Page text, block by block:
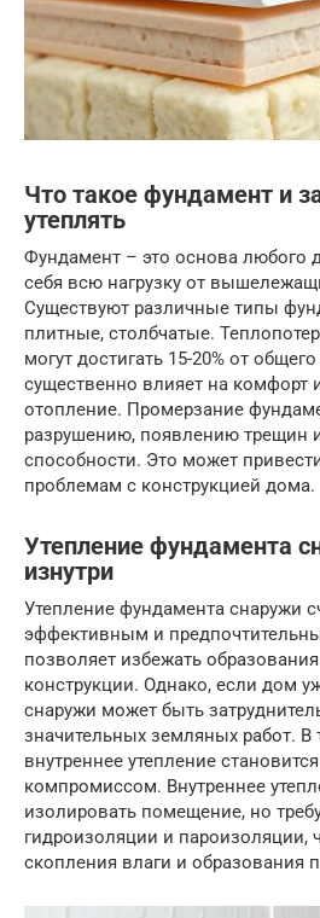
Что такое фундамент и
утеплять
Фундамент – это основа
себя всю нагрузку от
Существуют различные типы
плитные, столбчатые.
могут достигать 15-20% от
существенно влияет на комфорт
отопление. Промерзание
разрушению, появлению трещин
способности. Это может
проблемам с конструкцией дома.
Утепление фундамента
изнутри
Утепление фундамента снаружи
эффективным и
позволяет избежать
конструкции. Однако, если дом
снаружи может быть
значительных земляных работ. В
внутреннее утепление
компромиссом. Внутреннее
изолировать помещение, но
гидроизоляции и пароизоляции,
скопления влаги и образования